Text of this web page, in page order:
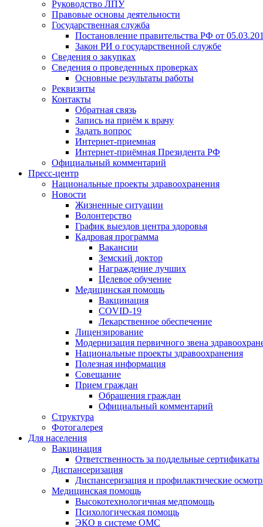
Руководство ЛПУ
Правовые основы деятельности
Государственная служба
Постановление правительства РФ от
Закон РИ о государственной службе
Сведения о закупках
Сведения о проведенных проверках
Основные результаты работы
Реквизиты
Контакты
Обратная связь
Запись на приём к врачу
Задать вопрос
Интернет-приемная
Интернет-приёмная Президента РФ
Официальный комментарий
Пресс-центр
Национальные проекты здравоохранения
Новости
Жизненные ситуации
Волонтерство
График выездов центра здоровья
Кадровая программа
Вакансии
Земский доктор
Награждение лучших
Целевое обучение
Медицинская помощь
Вакцинация
COVID-19
Лекарственное обеспечение
Лицензирование
Модернизация первичного звена
Национальные проекты здравоохранения
Полезная информация
Совещание
Прием граждан
Обращения граждан
Официальный комментарий
Структура
Фотогалерея
Для населения
Вакцинация
Ответственность за поддельные сертификаты
Диспансеризация
Диспансеризация и профилактические
Медицинская помощь
Высокотехнологичная медпомощь
Психологическая помощь
ЭКО в системе ОМС